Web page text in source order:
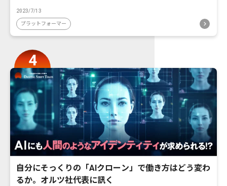
2023/7/13
プラットフォーマー
自分にそっくりの「AIクローン」で働き方はどう変わ
るか。オルツ社代表に訊く